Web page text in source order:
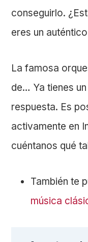
conseguirlo.
eres un auténtico
La famosa
de… Ya tienes
respuesta. Es
activamente en
cuéntanos qué
También te
música